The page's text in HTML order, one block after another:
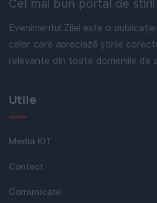
Cel mai bun portal de stiri!
Evenimentul Zilei este o
celor care apreciază știrile
relevante din toate domeniile de
Utile
Media KIT
Contact
Comunicate